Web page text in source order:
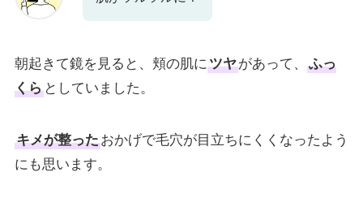
朝起きて鏡を見ると、頬の肌に ツヤがあって、
ふっ
くらとしていました。
キメが整ったおかげで毛穴が目立ちにくくなったよう
にも思います。